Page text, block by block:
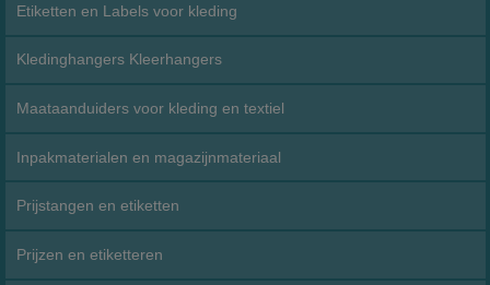
Etiketten en Labels voor kleding
Kledinghangers Kleerhangers
Maataanduiders voor kleding en textiel
Inpakmaterialen en magazijnmateriaal
Prijstangen en etiketten
Prijzen en etiketteren